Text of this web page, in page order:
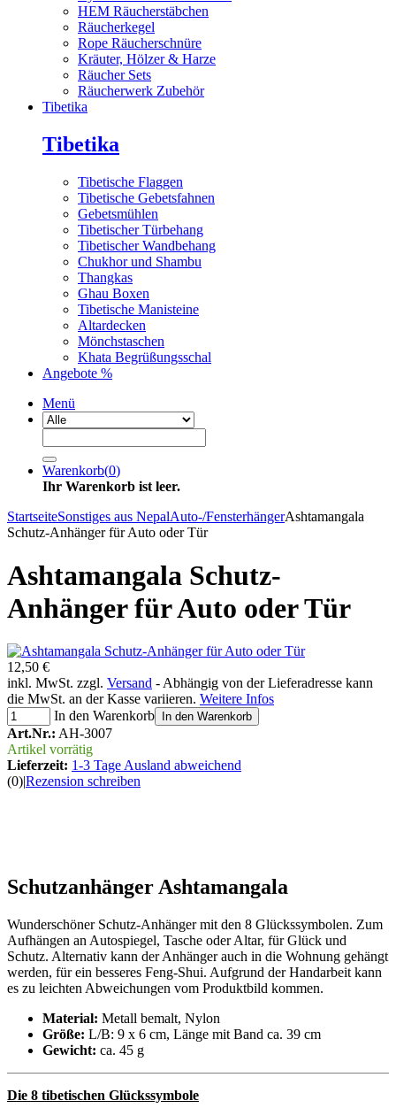
HEM Räucherstäbchen
Räucherkegel
Rope Räucherschnüre
Kräuter, Hölzer & Harze
Räucher Sets
Räucherwerk Zubehör
Tibetika
Tibetika
Tibetische Flaggen
Tibetische Gebetsfahnen
Gebetsmühlen
Tibetischer Türbehang
Tibetischer Wandbehang
Chukhor und Shambu
Thangkas
Ghau Boxen
Tibetische Manisteine
Altardecken
Mönchstaschen
Khata Begrüßungsschal
Angebote %
Menü
Warenkorb(0)
Ihr Warenkorb ist leer.
StartseiteSonstiges aus NepalAuto-/FensterhängerAshtamangala
Schutz-Anhänger für Auto oder Tür
Ashtamangala Schutz-
Anhänger für Auto oder Tür
12,50 €
inkl. MwSt. zzgl. Versand - Abhängig von der Lieferadresse kann
die MwSt. an der Kasse variieren. Weitere Infos
In den Warenkorb
In den Warenkorb
Art.Nr.: AH-3007
Artikel vorrätig
Lieferzeit: 1-3 Tage Ausland abweichend
(0)|Rezension schreiben
Schutzanhänger Ashtamangala
Wunderschöner Schutz-Anhänger mit den 8 Glückssymbolen. Zum
Aufhängen an Autospiegel, Tasche oder Altar, für Glück und
Schutz. Alternativ kann der Anhänger auch in die Wohnung gehängt
werden, für ein besseres Feng-Shui. Aufgrund der Handarbeit kann
es zu leichten Abweichungen vom Produktbild kommen.
Material: Metall bemalt, Nylon
Größe: L/B: 9 x 6 cm, Länge mit Band ca. 39 cm
Gewicht: ca. 45 g
Die 8 tibetischen Glückssymbole